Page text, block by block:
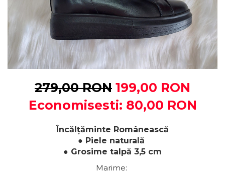
279,00 RON 199,00 RON
Economisesti: 80,00 RON
Încălțăminte Românească
● Piele naturală
● Grosime talpă 3,5 cm
Marime: